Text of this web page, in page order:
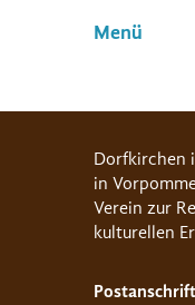
Menü
Dorfkirchen
in
Verein zur
kulturellen
Postanschrift